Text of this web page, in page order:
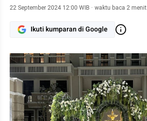
22 September 2024 12:00 WIB · waktu baca 2 menit
Ikuti kumparan di Google